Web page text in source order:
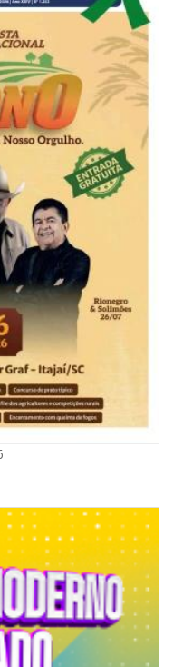
ajuda de mergulhadores e